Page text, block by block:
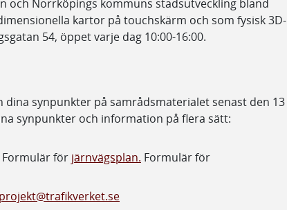
och Norrköpings kommuns stadsutveckling bland
kartor på touchskärm och som fysisk 3D-
54, öppet varje dag 10:00-16:00.
synpunkter på samrådsmaterialet senast den 13
synpunkter och information på flera sätt:
för järnvägsplan. Formulär för